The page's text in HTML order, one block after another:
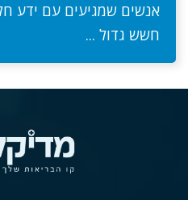
אנשים שמגיעים עם ידע
חשש גדול ...